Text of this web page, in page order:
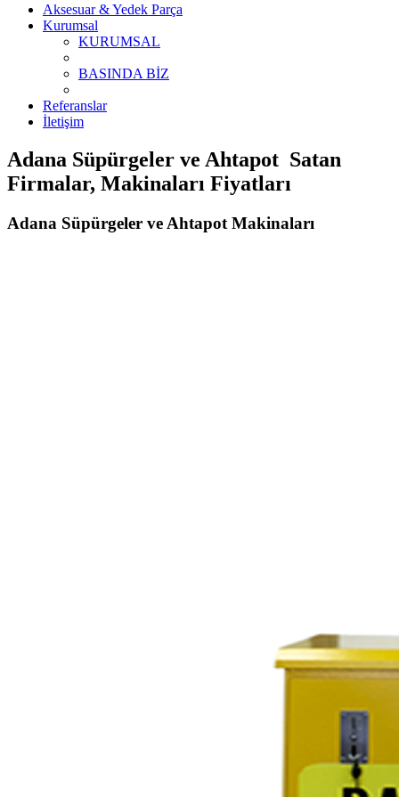
Aksesuar & Yedek Parça
Kurumsal
KURUMSAL
BASINDA BİZ
Referanslar
İletişim
Adana Süpürgeler ve Ahtapot Satan
Firmalar, Makinaları Fiyatları
Adana Süpürgeler ve Ahtapot Makinaları